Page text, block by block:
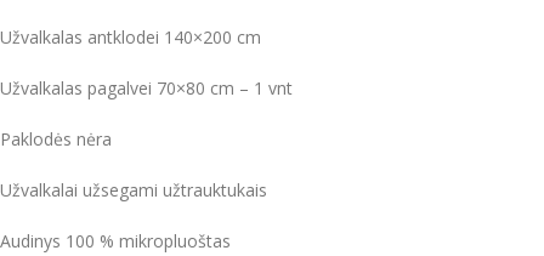
Užvalkalas antklodei 140×200 cm
Užvalkalas pagalvei 70×80 cm – 1 vnt
Paklodės nėra
Užvalkalai užsegami užtrauktukais
Audinys 100 % mikropluoštas